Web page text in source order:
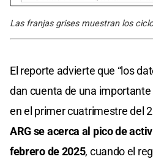
Las franjas grises muestran los
El reporte advierte que “los
dan cuenta de una
en el primer cuatrimestre del
ARG se acerca al pico de
febrero de 2025, cuando el